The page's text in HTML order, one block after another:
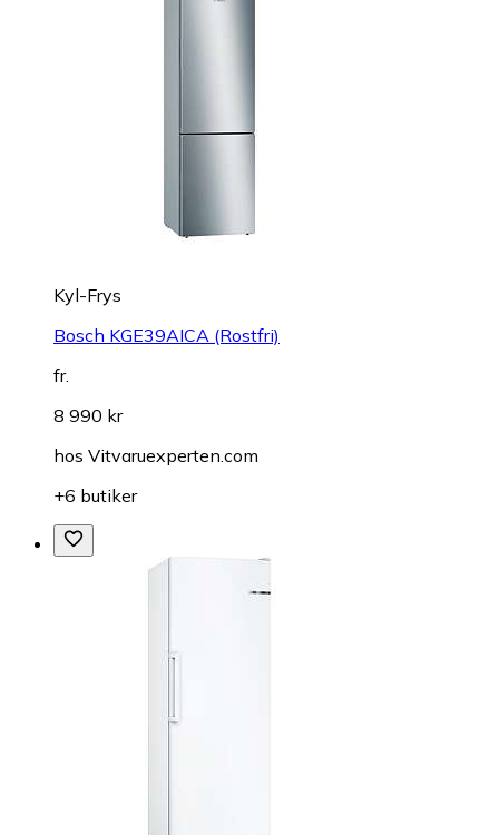
Kyl-Frys
Bosch KGE39AICA (Rostfri)
fr.
8 990 kr
hos Vitvaruexperten.com
+6 butiker